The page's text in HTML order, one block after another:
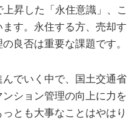
昇した「永住意識」、こ
す。永住する方、売却す
良否は重要な課題です。
でいく中で、国土交通省
ション管理の向上に力を
とも大事なことはやはり